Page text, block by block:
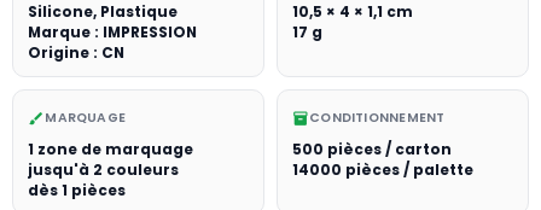
Silicone, Plastique
Marque : IMPRESSION
Origine : CN
10,5 × 4 × 1,1 cm
17 g
brush MARQUAGE
1 zone de marquage
jusqu'à 2 couleurs
dès 1 pièces
inventory_2CONDITIONNEMENT
500 pièces / carton
14000 pièces / palette